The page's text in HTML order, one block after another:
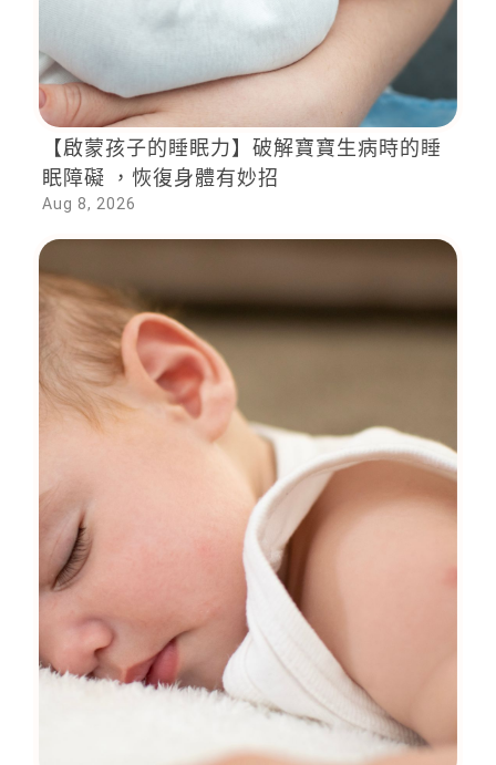
【啟蒙孩子的睡眠力】破解寶寶生病時的睡
眠障礙 ，恢復身體有妙招
Aug 8, 2026